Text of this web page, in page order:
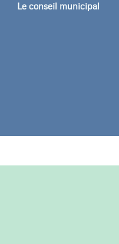
Le conseil municipal